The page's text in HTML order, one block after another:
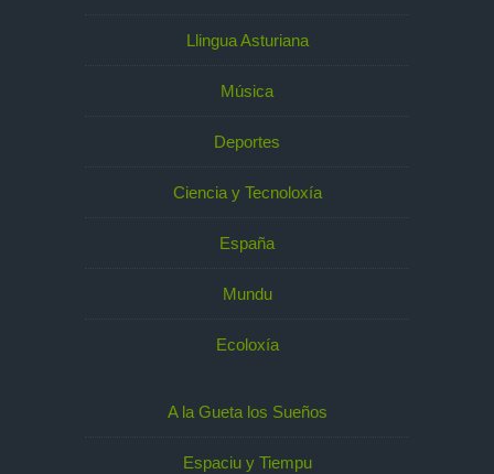
Llingua Asturiana
Música
Deportes
Ciencia y Tecnoloxía
España
Mundu
Ecoloxía
A la Gueta los Sueños
Espaciu y Tiempu